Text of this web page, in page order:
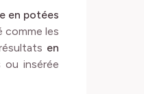
en potées
comme les
en
ou insérée